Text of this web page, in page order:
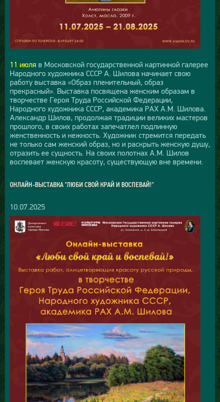
11 июля в Московской государственной картинной галерее
Народного художника СССР А. Шилова начинает свою
работу выставка «Образ пленительный, образ
прекрасный». Выставка посвящена женским образам в
творчестве Героя Труда Российской Федерации,
Народного художника СССР, академика РАХ А.М. Шилова.
Александр Шилов, продолжая традиции великих мастеров
прошлого, в своих работах запечатлел подлинную
женственность и нежность. Художник стремится передать
не только сам женский образ, но и раскрыть женскую душу,
отразить ее сущность. На своих полотнах А.М. Шилов
воспевает женскую красоту, существующую вне времени.
ОНЛАЙН-ВЫСТАВКА "ЛЮБИ СВОЙ КРАЙ И ВОСПЕВАЙ!"
10.07.2025